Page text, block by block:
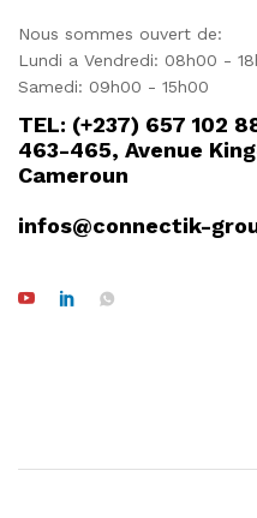
Nous sommes ouvert de:
Lundi a Vendredi: 08h00 -
Samedi: 09h00 - 15h00
TEL: (+237) 657 102
463-465, Avenue
Cameroun
infos@connectik-